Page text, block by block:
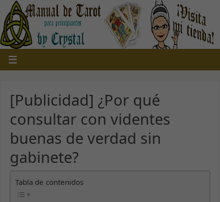
[Publicidad] ¿Por qué
consultar con videntes
buenas de verdad sin
gabinete?
Tabla de contenidos